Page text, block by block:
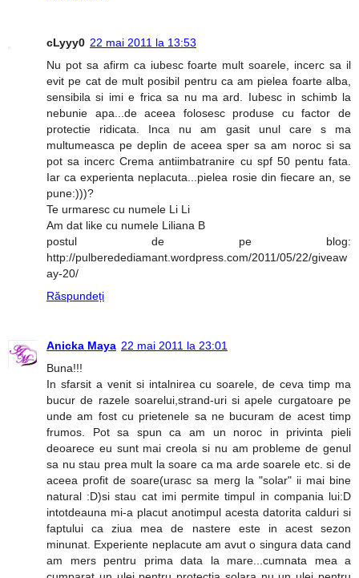
cLyyy0 22 mai 2011 la 13:53
Nu pot sa afirm ca iubesc foarte mult soarele, incerc sa il
evit pe cat de mult posibil pentru ca am pielea foarte alba,
sensibila si imi e frica sa nu ma ard. Iubesc in schimb la
nebunie apa...de aceea folosesc produse cu factor de
protectie ridicata. Inca nu am gasit unul care s ma
multumeasca pe deplin de aceea sper sa am noroc si sa
pot sa incerc Crema antiimbatranire cu spf 50 pentu fata.
Iar ca experienta neplacuta...pielea rosie din fiecare an, se
pune:)))?
Te urmaresc cu numele Li Li
Am dat like cu numele Liliana B
postul de pe blog:
http://pulberedediamant.wordpress.com/2011/05/22/giveaw
ay-20/
Răspundeți
Anicka Maya 22 mai 2011 la 23:01
Buna!!!
In sfarsit a venit si intalnirea cu soarele, de ceva timp ma
bucur de razele soarelui,strand-uri si apele curgatoare pe
unde am fost cu prietenele sa ne bucuram de acest timp
frumos. Pot sa spun ca am un noroc in privinta pieli
deoarece eu sunt mai creola si nu am probleme de genul
sa nu stau prea mult la soare ca ma arde soarele etc. si de
aceea profit de soare(urasc sa merg la "solar" ii mai bine
natural :D)si stau cat imi permite timpul in compania lui:D
intotdeauna mi-a placut anotimpul acesta datorita calduri si
faptului ca ziua mea de nastere este in acest sezon
minunat. Experiente neplacute am avut o singura data cand
am mers pentru prima data la mare...cumnata mea a